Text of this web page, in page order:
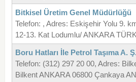
Bitkisel Üretim Genel Müdürlüğü
Telefon: , Adres: Eskişehir Yolu 9.
12-13. Kat Lodumlu/ ANKARA
Boru Hatları İle Petrol Taşıma A.
Telefon: (312) 297 20 00, Adres:
Bilkent ANKARA 06800 Çankaya